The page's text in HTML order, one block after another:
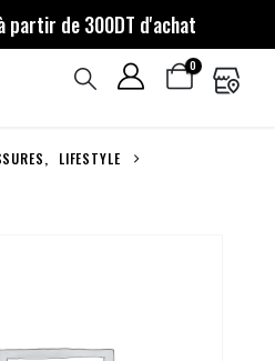
partir de 300DT d'achat
0
,
LIFESTYLE